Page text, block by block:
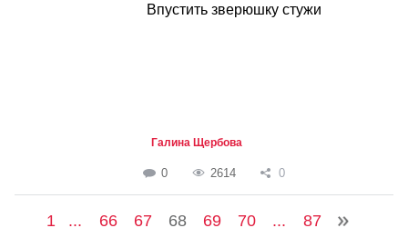
Впустить зверюшку стужи
Галина Щербова
0 2614 0
1 ... 66 67 68 69 70 ... 87